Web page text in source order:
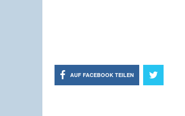
AUF FACEBOOK TEILEN